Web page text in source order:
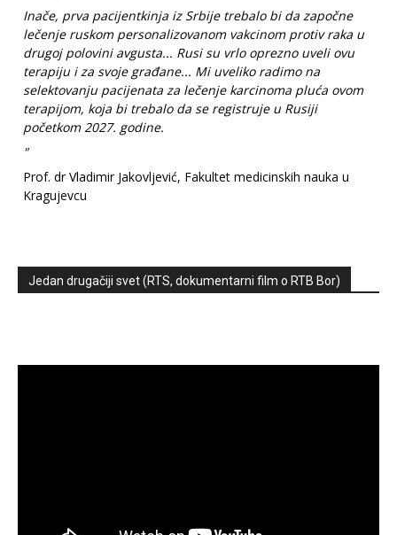
Inače, prva pacijentkinja iz Srbije trebalo bi da započne
lečenje ruskom personalizovanom vakcinom protiv raka u
drugoj polovini avgusta... Rusi su vrlo oprezno uveli ovu
terapiju i za svoje građane... Mi uveliko radimo na
selektovanju pacijenata za lečenje karcinoma pluća ovom
terapijom, koja bi trebalo da se registruje u Rusiji
početkom 2027. godine.
"
Prof. dr Vladimir Jakovljević, Fakultet medicinskih nauka u
Kragujevcu
Jedan drugačiji svet (RTS, dokumentarni film o RTB Bor)